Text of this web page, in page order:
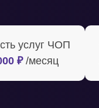
услуг ЧОП
₽/месяц